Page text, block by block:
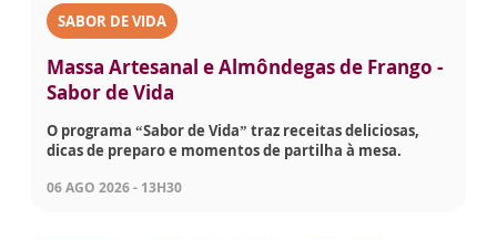
SABOR DE VIDA
Massa Artesanal e Almôndegas de Frango -
Sabor de Vida
O programa “Sabor de Vida” traz receitas deliciosas,
dicas de preparo e momentos de partilha à mesa.
06 AGO 2026 - 13H30